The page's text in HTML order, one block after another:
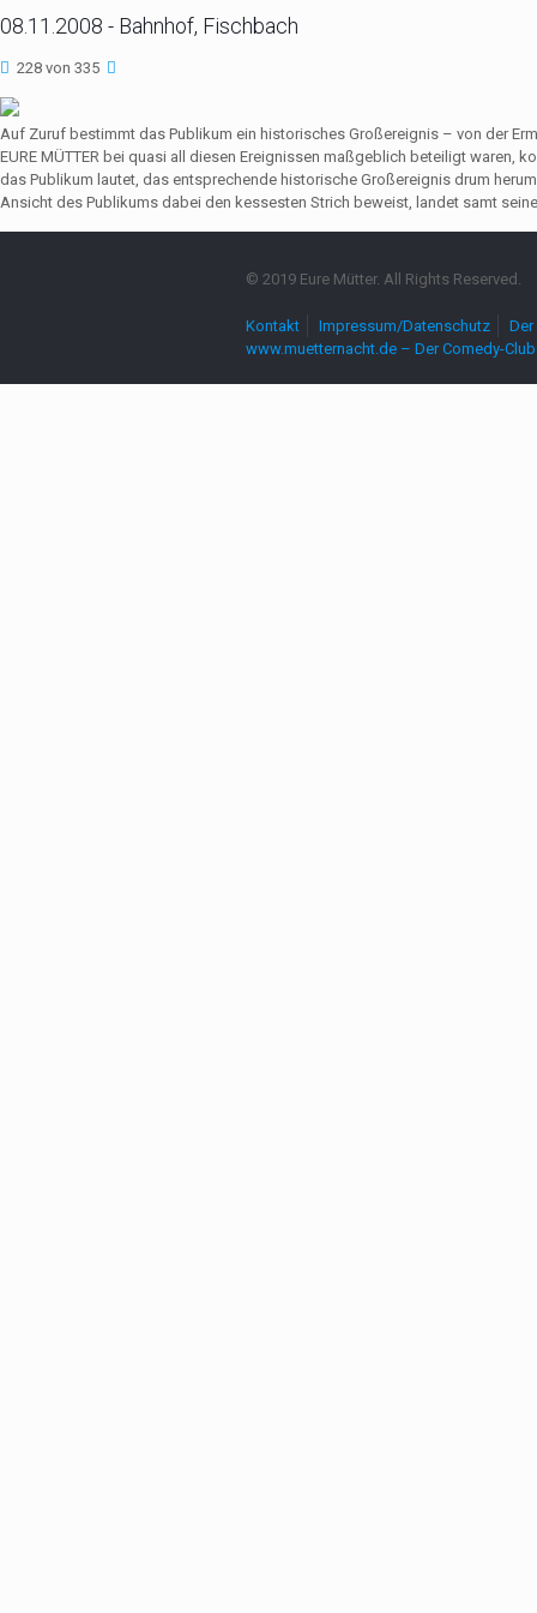
08.11.2008 - Bahnhof, Fischbach
228 von 335
Auf Zuruf bestimmt das Publikum ein historisches Großereignis – von der
EURE MÜTTER bei quasi all diesen Ereignissen maßgeblich beteiligt waren,
das Publikum lautet, das entsprechende historische Großereignis drum
Ansicht des Publikums dabei den kessesten Strich beweist, landet samt
© 2019 Eure Mütter. All Rights Reserved.
Kontakt Impressum/Datenschutz
www.muetternacht.de – Der Comedy-Club